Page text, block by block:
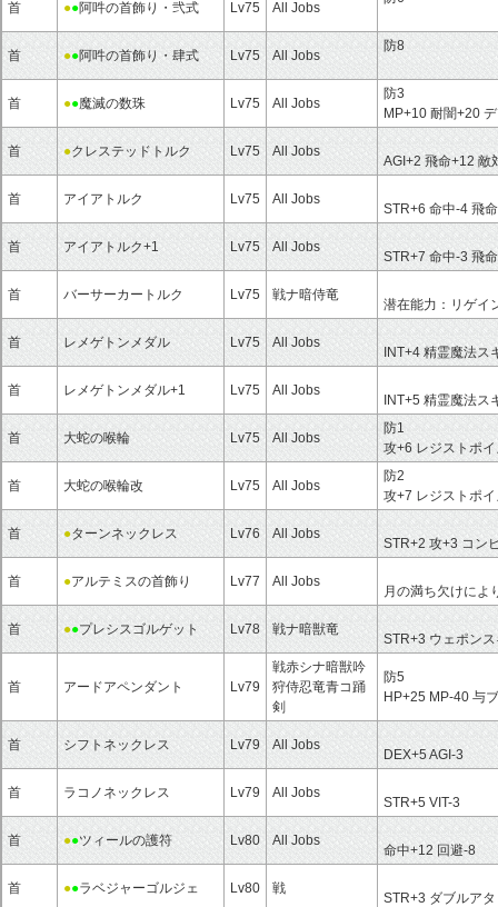
首 ●●阿吽の首飾り・弐式 Lv75 All Jobs
首 ●●阿吽の首飾り・肆式 Lv75 All Jobs
防8
首 ●●魔滅の数珠 Lv75 All Jobs
防3
MP+10 耐闇+20
首 ●クレステッドトルク Lv75 All Jobs
AGI+2 飛命+12 敵
首 アイアトルク Lv75 All Jobs
STR+6 命中-4 飛
首 アイアトルク+1 Lv75 All Jobs
STR+7 命中-3 飛
首 バーサーカートルク Lv75 戦ナ暗侍竜
潜在能力：リゲイ
首 レメゲトンメダル Lv75 All Jobs
INT+4 精霊魔法ス
首 レメゲトンメダル+1 Lv75 All Jobs
INT+5 精霊魔法ス
首 大蛇の喉輪 Lv75 All Jobs
防1
攻+6 レジストポ
首 大蛇の喉輪改 Lv75 All Jobs
防2
攻+7 レジストポ
首 ●ターンネックレス Lv76 All Jobs
STR+2 攻+3 コン
首 ●アルテミスの首飾り Lv77 All Jobs
月の満ち欠けによ
首 ●●プレシスゴルゲット Lv78 戦ナ暗獣竜
STR+3 ウェポン
首 アードアペンダント Lv79
戦赤シナ暗獣吟
狩侍忍竜青コ踊
剣
防5
HP+25 MP-40 与
首 シフトネックレス Lv79 All Jobs
DEX+5 AGI-3
首 ラコノネックレス Lv79 All Jobs
STR+5 VIT-3
首 ●●ツィールの護符 Lv80 All Jobs
命中+12 回避-8
首 ●●ラベジャーゴルジェ Lv80 戦
STR+3 ダブルア